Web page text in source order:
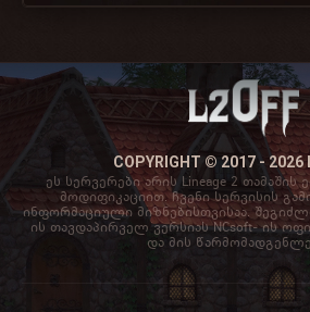
COPYRIGHT © 2017 - 2026
ეს სერვერები არის Lineage 2 თამაშის
მოდიფიკაციით. ჩვენი სერვისის
ინფორმაციული მიზნებისთვისაა.
ის თავდაპირველ ვერსიას NCsoft- ის
და მის